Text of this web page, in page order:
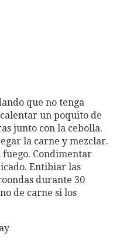
que no tenga
un poquito de
junto con la cebolla.
la carne y mezclar.
fuego. Condimentar
Entibiar las
durante 30
de carne si los